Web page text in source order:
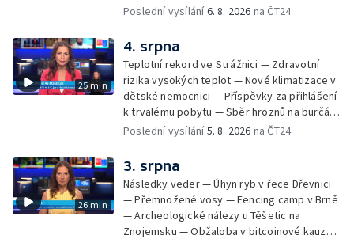
Demolice vyhořelé budovy ve Zlíně — Případ
stadionu na Vyškovsku — Výstraha před
bouřkami — Brno hostí Mezinárodní kytarový
festival — Očkování po kousnutí netopýrem
Poslední vysílání6. 8. 2026 na ČT24
25 min
4. srpna
Teplotní rekord ve Strážnici — Zdravotní
rizika vysokých teplot — Nové klimatizace v
dětské nemocnici — Příspěvky za přihlášení
k trvalému pobytu — Sběr hroznů na burčák
— Dokončení oprav vedení — Skončil termín
vody v obcích — Vyschlá koryta potoků —
Sdílení strážníků na Brněnsku
Poslední vysílání5. 8. 2026 na ČT24
26 min
3. srpna
Následky veder — Úhyn ryb v řece Dřevnici
— Přemnožené vosy — Fencing camp v Brně
— Archeologické nálezy u Těšetic na
Znojemsku — Obžaloba v bitcoinové kauze